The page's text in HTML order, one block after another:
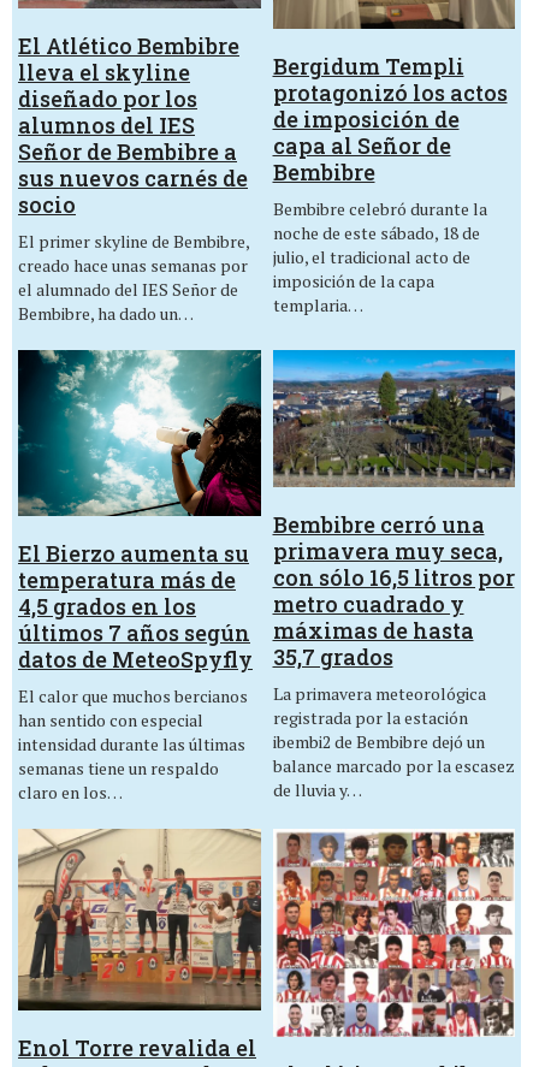
El Atlético Bembibre
lleva el skyline
diseñado por los
alumnos del IES
Señor de Bembibre a
sus nuevos carnés de
socio
El primer skyline de Bembibre,
creado hace unas semanas por
el alumnado del IES Señor de
Bembibre, ha dado un…
Bergidum Templi
protagonizó los actos
de imposición de
capa al Señor de
Bembibre
Bembibre celebró durante la
noche de este sábado, 18 de
julio, el tradicional acto de
imposición de la capa
templaria…
El Bierzo aumenta su
temperatura más de
4,5 grados en los
últimos 7 años según
datos de MeteoSpyfly
El calor que muchos bercianos
han sentido con especial
intensidad durante las últimas
semanas tiene un respaldo
claro en los…
Bembibre cerró una
primavera muy seca,
con sólo 16,5 litros por
metro cuadrado y
máximas de hasta
35,7 grados
La primavera meteorológica
registrada por la estación
ibembi2 de Bembibre dejó un
balance marcado por la escasez
de lluvia y…
Enol Torre revalida el